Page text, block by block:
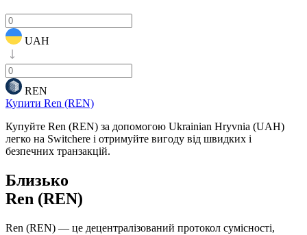
UAH
REN
Купити Ren (REN)
Купуйте Ren (REN) за допомогою Ukrainian Hryvnia (UAH)
легко на Switchere і отримуйте вигоду від швидких і
безпечних транзакцій.
Близько
Ren (REN)
Ren (REN) — це децентралізований протокол сумісності,